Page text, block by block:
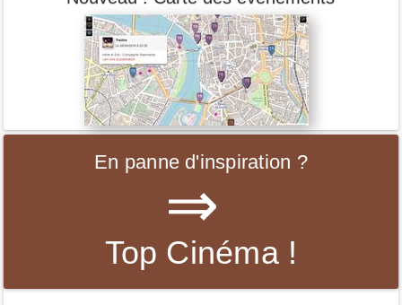
En panne d'inspiration ?
⇒
Top Cinéma !